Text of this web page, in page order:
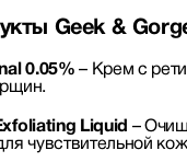
Geek &
0.05% – Крем с
Liquid –
чувствительной